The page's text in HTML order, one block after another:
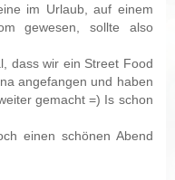
im Urlaub, auf einem
gewesen, sollte also
dass wir ein Street Food
angefangen und haben
gemacht =) Is schon
einen schönen Abend